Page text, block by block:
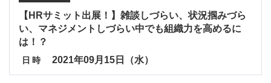
【HRサミット出展！】雑談しづらい、状況掴みづら
い、マネジメントしづらい中でも組織力を高めるに
は！？
日時 2021年09月15日（水）